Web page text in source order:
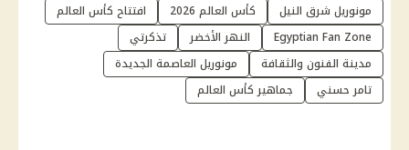
مونوريل شرق النيل كأس العالم 2026
افتتاح كأس العالم
Egyptian Fan Zone
النهر الأخضر
تذكرتي
مدينة الفنون والثقافة
مونوريل العاصمة الجديدة
تامر حسني
جماهير كأس العالم